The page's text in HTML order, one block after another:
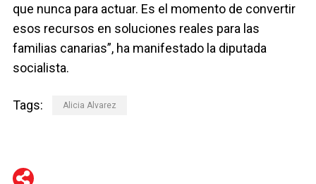
que nunca para actuar. Es el momento de convertir
esos recursos en soluciones reales para las
familias canarias”, ha manifestado la diputada
socialista.
Tags: Alicia Alvarez